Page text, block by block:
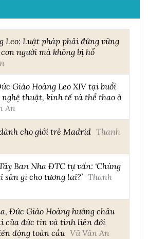
Leo: Luật pháp phải đứng vững
người mà không bị hổ
Giáo Hoàng Leo XIV tại buổi
nghệ thuật, kinh tế và thể thao ở
An
cho giới trẻ Madrid Thanh
Ban Nha ĐTC tự vấn: ‘Chúng
gì cho tương lai?’ Thanh
Đức Giáo Hoàng hướng châu
của đức tin và tình liên đới
động toàn cầu Vũ Văn An